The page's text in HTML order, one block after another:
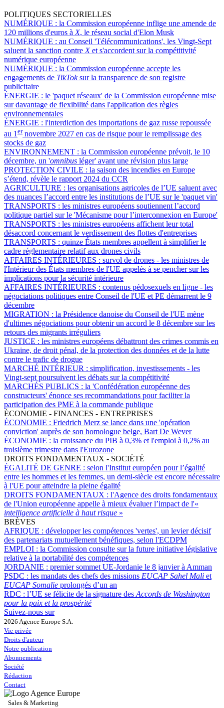
POLITIQUES SECTORIELLES
NUMÉRIQUE : la Commission européenne inflige une amende de
120 millions d'euros à X, le réseau social d'Elon Musk
NUMÉRIQUE : au Conseil 'Télécommunications', les Vingt-Sept
saluent la sanction contre Xet s'accordent sur la compétitivité
numérique européenne
NUMÉRIQUE : la Commission européenne accepte les
engagements de TikToksur la transparence de son registre
publicitaire
ÉNERGIE : le 'paquet réseaux' de la Commission européenne mise
sur davantage de flexibilité dans l'application des règles
environnementales
ÉNERGIE : l'interdiction des importations de gaz russe repoussée
au 1 ernovembre 2027 en cas de risque pour le remplissage des
stocks de gaz
ENVIRONNEMENT : la Commission européenne prévoit, le 10
décembre, un 'omnibus léger' avant une révision plus large
PROTECTION CIVILE : la saison des incendies en Europe
s’étend, révèle le rapport 2024 du CCR
AGRICULTURE : les organisations agricoles de l’UE saluent avec
des nuances l’accord entre les institutions de l’UE sur le 'paquet vin'
TRANSPORTS : les ministres européens soutiennent l’accord
politique partiel sur le 'Mécanisme pour l’interconnexion en Europe'
TRANSPORTS : les ministres européens affichent leur total
désaccord concernant le verdissement des flottes d'entreprises
TRANSPORTS : quinze États membres appellent à simplifier le
cadre réglementaire relatif aux drones civils
AFFAIRES INTÉRIEURES : survol de drones - les ministres de
l'Intérieur des États membres de l'UE appelés à se pencher sur les
implications pour la sécurité intérieure
AFFAIRES INTÉRIEURES : contenus pédosexuels en ligne - les
négociations politiques entre Conseil de l'UE et PE démarrent le 9
décembre
MIGRATION : la Présidence danoise du Conseil de l'UE mène
d'ultimes négociations pour obtenir un accord le 8 décembre sur les
retours des migrants irréguliers
JUSTICE : les ministres européens débattront des crimes commis en
Ukraine, de droit pénal, de la protection des données et de la lutte
contre le trafic de drogue
MARCHÉ INTÉRIEUR : simplification, investissements - les
Vingt-sept poursuivent les débats sur la compétitivité
MARCHÉS PUBLICS : la 'Confédération européenne des
constructeurs' énonce ses recommandations pour faciliter la
participation des PME à la commande publique
ÉCONOMIE - FINANCES - ENTREPRISES
ÉCONOMIE : Friedrich Merz se lance dans une 'opération
conviction' auprès de son homologue belge, Bart De Wever
ÉCONOMIE : la croissance du PIB à 0,3% et l'emploi à 0,2% au
troisième trimestre dans l'Eurozone
DROITS FONDAMENTAUX - SOCIÉTÉ
ÉGALITÉ DE GENRE : selon l'Institut européen pour l’égalité
entre les hommes et les femmes, un demi-siècle est encore nécessaire
à l'UE pour atteindre la pleine égalité
DROITS FONDAMENTAUX : l'Agence des droits fondamentaux
de l'Union européenne appelle à mieux évaluer l’impact de l'«
intelligence artificielle à haut risque »
BRÈVES
AFRIQUE : développer les compétences 'vertes', un levier décisif
des partenariats mutuellement bénéfiques, selon l'ECDPM
EMPLOI : la Commission consulte sur la future initiative législative
relative à la portabilité des compétences
JORDANIE : premier sommet UE-Jordanie le 8 janvier à Amman
PSDC : les mandats des chefs des missions EUCAP Sahel Mali et
EUCAP Somalie prolongés d’un an
RDC : l’UE se félicite de la signature des Accords de Washington
pour la paix et la prospérité
Suivez-nous sur
2026 Agence Europe S.A.
Vie privée
Droits d'auteur
Notre publication
Abonnements
Société
Rédaction
Contact
Sales & Marketing